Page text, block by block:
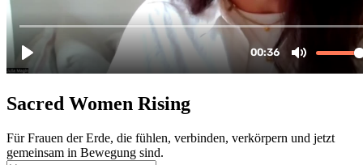
Sacred Women Rising
Für Frauen der Erde, die fühlen, verbinden, verkörpern und jetzt
gemeinsam in Bewegung sind.